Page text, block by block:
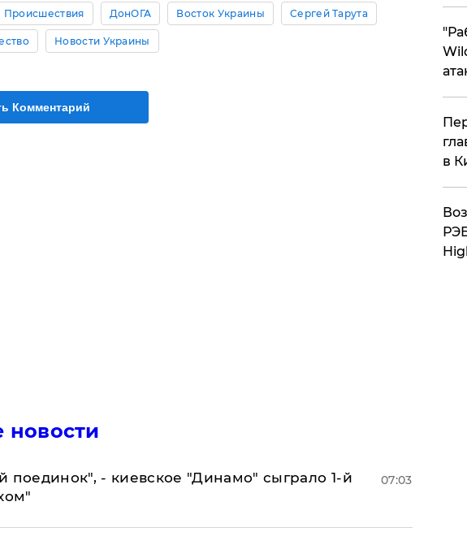
Происшествия ДонОГА Восток Украины Сергей Тарута
Новости Украины
Комментарий
новости
поединок", - киевское "Динамо" сыграло 1-й
07:03
в